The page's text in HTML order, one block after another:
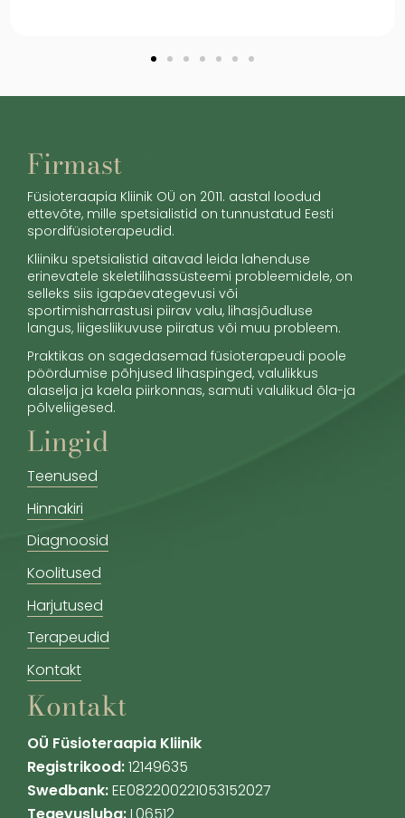
Firmast
Füsioteraapia Kliinik OÜ on 2011. aastal loodud
ettevõte, mille spetsialistid on tunnustatud Eesti
spordifüsioterapeudid.
Kliiniku spetsialistid aitavad leida lahenduse
erinevatele skeletilihassüsteemi probleemidele, on
selleks siis igapäevategevusi või
sportimisharrastusi piirav valu, lihasjõudluse
langus, liigesliikuvuse piiratus või muu probleem.
Praktikas on sagedasemad füsioterapeudi poole
pöördumise põhjused lihaspinged, valulikkus
alaselja ja kaela piirkonnas, samuti valulikud õla-ja
põlveliigesed.
Lingid
Teenused
Hinnakiri
Diagnoosid
Koolitused
Harjutused
Terapeudid
Kontakt
Kontakt
OÜ Füsioteraapia Kliinik
Registrikood:12149635
Swedbank:EE082200221053152027
Tegevusluba:L06512